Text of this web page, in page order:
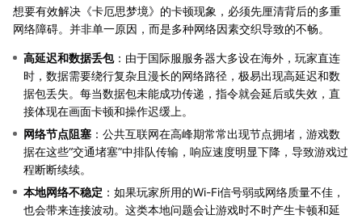
想要有效解决《卡厄思梦境》的卡顿现象，必须先厘清背后的多重
网络障碍。并非单一原因，而是多种网络因素交织导致的不畅。
高延迟和数据丢包：由于国际服服务器大多设在海外，玩家直连
时，数据需要绕行复杂且漫长的网络路径，极易出现高延迟和数
据包丢失。每当数据包未能成功传递，指令就会延后或失效，直
接体现在画面卡顿和操作迟缓上。
网络节点阻塞 ：公共互联网在高峰期常常出现节点拥堵，游戏数
据在这些“交通堵塞”中排队传输，响应速度明显下降，导致游戏过
程断断续续。
本地网络不稳定 ：如果玩家所用的Wi-Fi信号弱或网络质量不佳，
也会带来连接波动。这类本地问题会让游戏时不时产生卡顿和延